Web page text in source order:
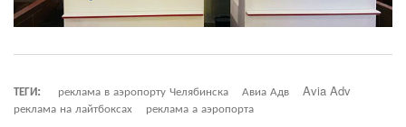
ТЕГИ: реклама в аэропорту Челябинска Авиа Адв
Avia Adv
реклама на лайтбоксах
реклама а аэропорта